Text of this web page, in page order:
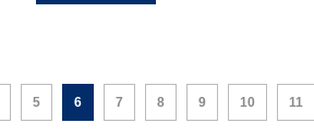
5 6 7 8 9 10 11